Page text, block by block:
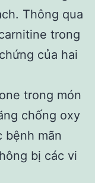
Thông qua
trong
của hai
trong món
chống oxy
bệnh mãn
bị các vi